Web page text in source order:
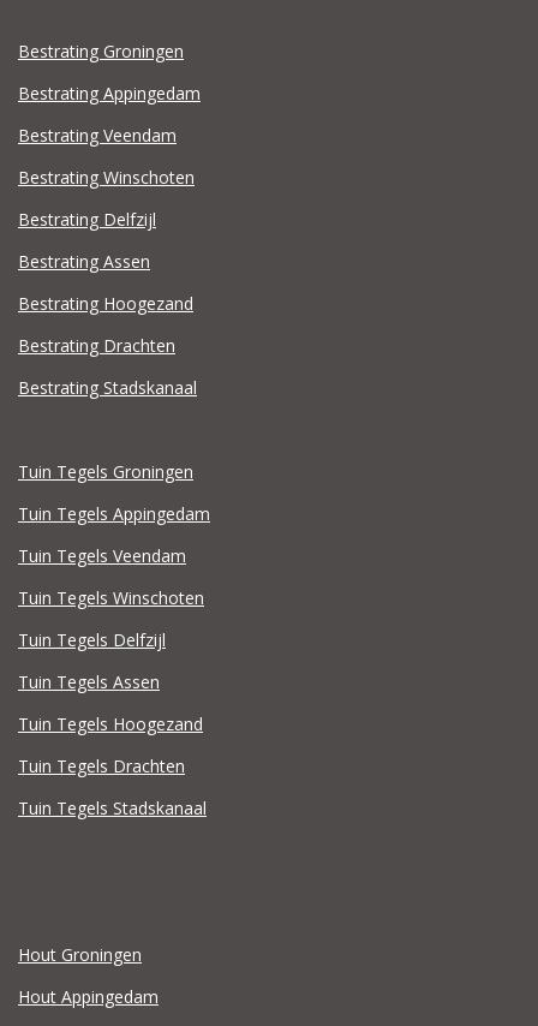
Bestrating Groningen
Bestrating Appingedam
Bestrating Veendam
Bestrating Winschoten
Bestrating Delfzijl
Bestrating Assen
Bestrating Hoogezand
Bestrating Drachten
Bestrating Stadskanaal
Tuin Tegels Groningen
Tuin Tegels Appingedam
Tuin Tegels Veendam
Tuin Tegels Winschoten
Tuin Tegels Delfzijl
Tuin Tegels Assen
Tuin Tegels Hoogezand
Tuin Tegels Drachten
Tuin Tegels Stadskanaal
Hout Groningen
Hout Appingedam